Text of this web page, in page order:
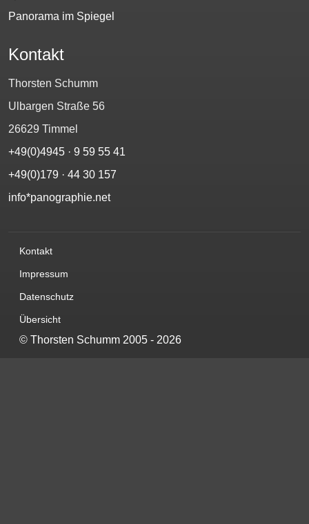
Panorama im Spiegel
Kontakt
Thorsten Schumm
Ulbargen Straße 56
26629 Timmel
+49(0)4945 · 9 59 55 41
+49(0)179 · 44 30 157‬
info*panographie.net
Kontakt
Impressum
Datenschutz
Übersicht
© Thorsten Schumm 2005 - 2026